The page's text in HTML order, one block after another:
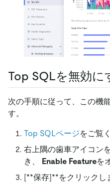
Top SQLを無効に
次の手順に従って、この機
す。
Top SQLページをご覧
右上隅の歯車アイコン
き、
Enable Featureを
[**保存]**をクリックし